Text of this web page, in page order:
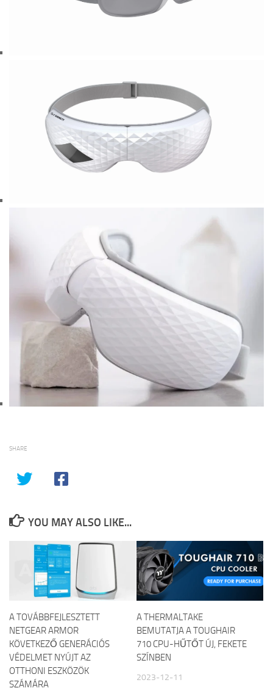
SHARE
YOU MAY ALSO LIKE...
A TOVÁBBFEJLESZTETT
NETGEAR ARMOR
KÖVETKEZŐ GENERÁCIÓS
VÉDELMET NYÚJT AZ
OTTHONI ESZKÖZÖK
SZÁMÁRA
A THERMALTAKE
BEMUTATJA A TOUGHAIR
710 CPU-HŰTŐT ÚJ, FEKETE
SZÍNBEN
2023-12-11